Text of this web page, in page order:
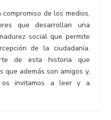
de los medios,
que desarrollan una
social que permite
de la ciudadanía.
de esta historia que
que además son amigos y,
os invitamos a leer y a